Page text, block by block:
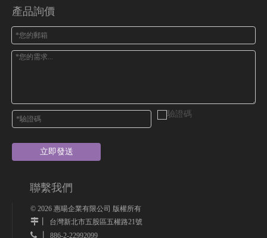
產品詢價
立即發送
聯繫我們
© 2026 惠暘企業有限公司 版權所有
丨 台灣新北市五股區五權路21號
 丨 886-2-22992099